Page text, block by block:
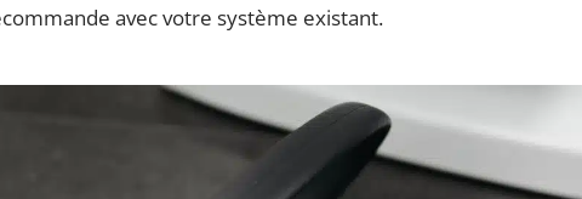
avec votre système existant.